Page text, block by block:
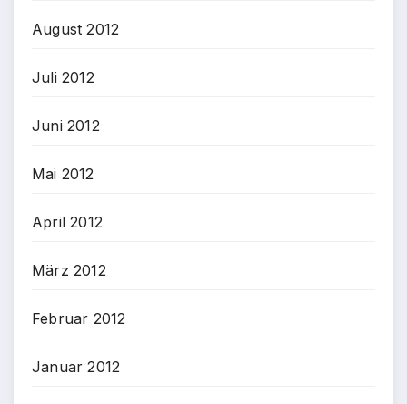
August 2012
Juli 2012
Juni 2012
Mai 2012
April 2012
März 2012
Februar 2012
Januar 2012